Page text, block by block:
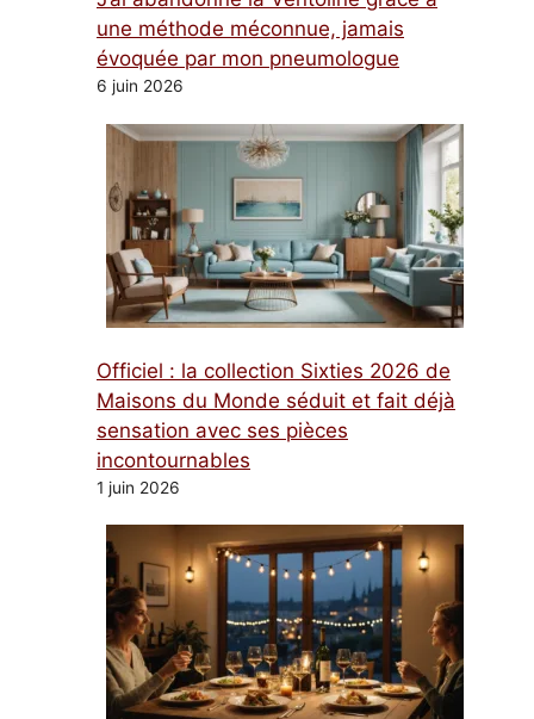
une méthode méconnue, jamais
évoquée par mon pneumologue
6 juin 2026
Officiel : la collection Sixties 2026 de
Maisons du Monde séduit et fait déjà
sensation avec ses pièces
incontournables
1 juin 2026